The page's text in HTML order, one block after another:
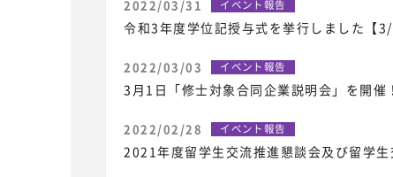
2022/03/31 イベント報告
令和3年度学位記授与式を挙行しました【3/
2022/03/03 イベント報告
3月1日「修士対象合同企業説明会」を開催！
2022/02/28 イベント報告
2021年度留学生交流推進懇談会及び留学生